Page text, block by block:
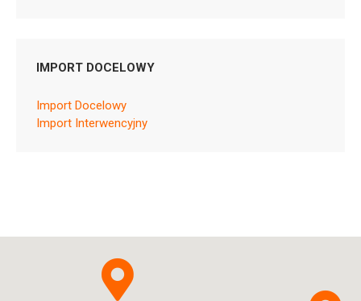
IMPORT DOCELOWY
Import Docelowy
Import Interwencyjny